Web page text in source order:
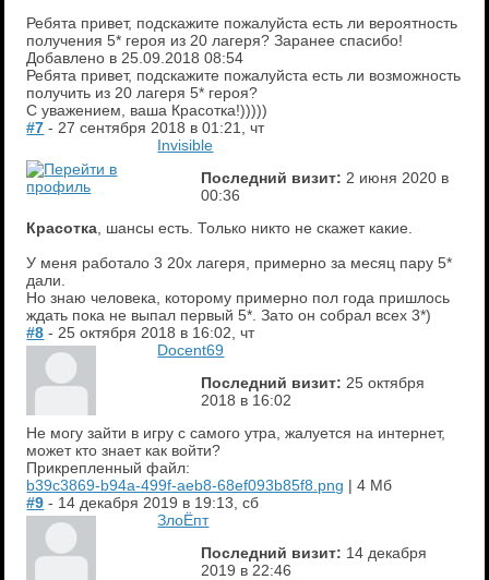
Ребята привет, подскажите пожалуйста есть ли вероятность
получения 5* героя из 20 лагеря? Заранее спасибо!
Добавлено в 25.09.2018 08:54
Ребята привет, подскажите пожалуйста есть ли возможность
получить из 20 лагеря 5* героя?
С уважением, ваша Красотка!)))))
#7 - 27 сентября 2018 в 01:21, чт
Invisible
Последний визит: 2 июня 2020 в
00:36
Красотка , шансы есть. Только никто не скажет какие.
У меня работало 3 20х лагеря, примерно за месяц пару 5*
дали.
Но знаю человека, которому примерно пол года пришлось
ждать пока не выпал первый 5*. Зато он собрал всех 3*)
#8 - 25 октября 2018 в 16:02, чт
Docent69
Последний визит: 25 октября
2018 в 16:02
Не могу зайти в игру с самого утра, жалуется на интернет,
может кто знает как войти?
Прикрепленный файл:
b39c3869-b94a-499f-aeb8-68ef093b85f8.png | 4 Мб
#9 - 14 декабря 2019 в 19:13, сб
ЗлоЁпт
Последний визит: 14 декабря
2019 в 22:46